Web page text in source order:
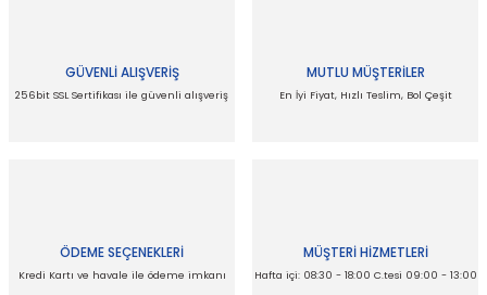
Ürün açıklamasında eksik bilgiler bulunuyor.
GÜVENLİ ALIŞVERİŞ
256bit SSL Sertifikası ile güvenli alışveriş
MUTLU MÜŞTERİLER
En İyi Fiyat, Hızlı Teslim, Bol Çeşit
ÖDEME SEÇENEKLERİ
Kredi Kartı ve havale ile ödeme imkanı
MÜŞTERİ HİZMETLERİ
Hafta içi: 08:30 - 18:00 C.tesi 09:00 - 13:00